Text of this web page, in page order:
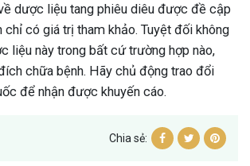
dược liệu tang phiêu diêu được đề cập
chỉ có giá trị tham khảo. Tuyệt đối không
liệu này trong bất cứ trường hợp nào,
chữa bệnh. Hãy chủ động trao đổi
để nhận được khuyến cáo.
Chia sẻ: